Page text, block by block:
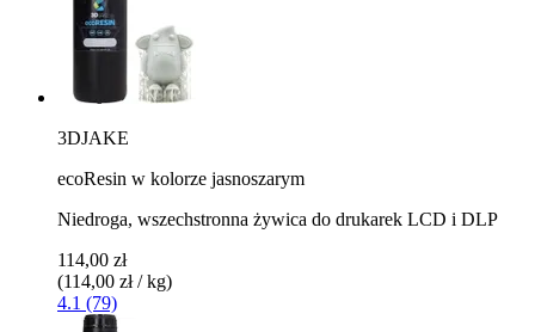
3DJAKE
ecoResin w kolorze jasnoszarym
Niedroga, wszechstronna żywica do drukarek LCD i DLP
114,00 zł
(114,00 zł / kg)
4.1 (79)